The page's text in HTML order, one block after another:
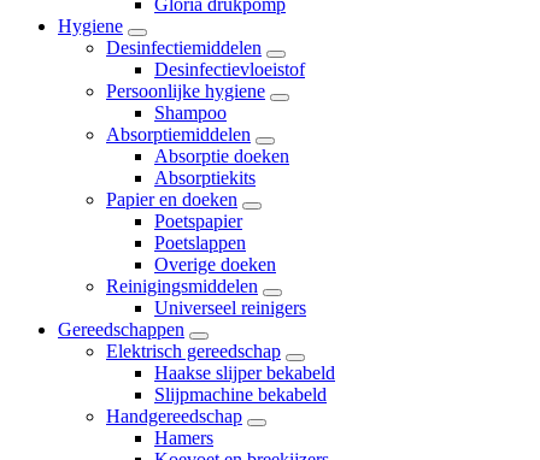
Gloria drukpomp
Hygiene
Desinfectiemiddelen
Desinfectievloeistof
Persoonlijke hygiene
Shampoo
Absorptiemiddelen
Absorptie doeken
Absorptiekits
Papier en doeken
Poetspapier
Poetslappen
Overige doeken
Reinigingsmiddelen
Universeel reinigers
Gereedschappen
Elektrisch gereedschap
Haakse slijper bekabeld
Slijpmachine bekabeld
Handgereedschap
Hamers